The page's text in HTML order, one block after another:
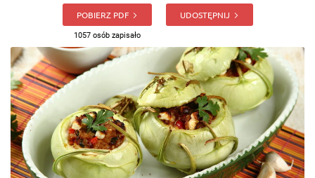
POBIERZ PDF
1057 osób zapisało
UDOSTĘPNIJ